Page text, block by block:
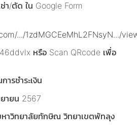
า/ตัด ใน Google Form
.../1zdMGCEeMhL2FNsyN.../
หรือ Scan QRcode เพื่อ
รชำระเงิน
ายน 2567
าวิทยาลัยทักษิณ วิทยาเขตพัทลุง